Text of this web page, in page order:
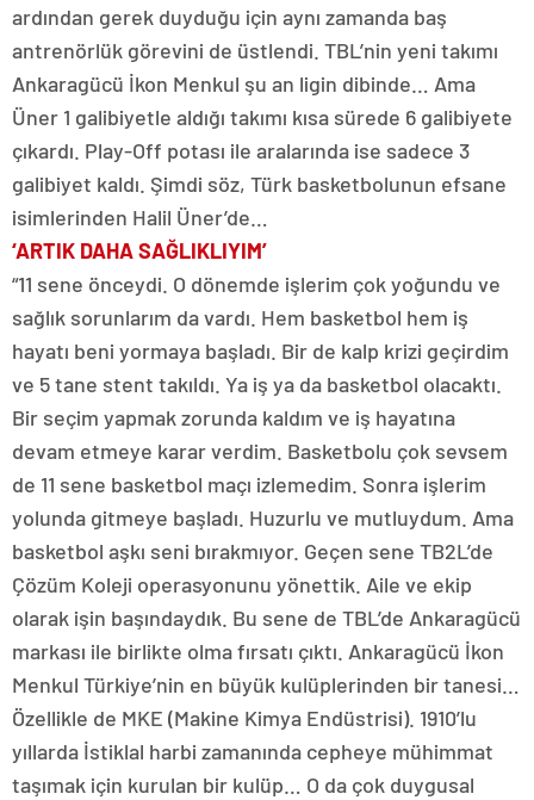
ardından gerek duyduğu için aynı zamanda baş
antrenörlük görevini de üstlendi. TBL’nin yeni takımı
Ankaragücü İkon Menkul şu an ligin dibinde… Ama
Üner 1 galibiyetle aldığı takımı kısa sürede 6 galibiyete
çıkardı. Play-Off potası ile aralarında ise sadece 3
galibiyet kaldı. Şimdi söz, Türk basketbolunun efsane
isimlerinden Halil Üner’de…
‘ARTIK DAHA SAĞLIKLIYIM’
“11 sene önceydi. O dönemde işlerim çok yoğundu ve
sağlık sorunlarım da vardı. Hem basketbol hem iş
hayatı beni yormaya başladı. Bir de kalp krizi geçirdim
ve 5 tane stent takıldı. Ya iş ya da basketbol olacaktı.
Bir seçim yapmak zorunda kaldım ve iş hayatına
devam etmeye karar verdim. Basketbolu çok sevsem
de 11 sene basketbol maçı izlemedim. Sonra işlerim
yolunda gitmeye başladı. Huzurlu ve mutluydum. Ama
basketbol aşkı seni bırakmıyor. Geçen sene TB2L’de
Çözüm Koleji operasyonunu yönettik. Aile ve ekip
olarak işin başındaydık. Bu sene de TBL’de Ankaragücü
markası ile birlikte olma fırsatı çıktı. Ankaragücü İkon
Menkul Türkiye’nin en büyük kulüplerinden bir tanesi…
Özellikle de MKE (Makine Kimya Endüstrisi). 1910’lu
yıllarda İstiklal harbi zamanında cepheye mühimmat
taşımak için kurulan bir kulüp… O da çok duygusal